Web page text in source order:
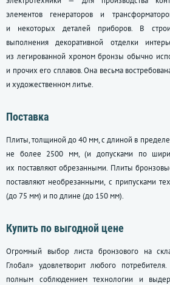
элементов генераторов и
и некоторых деталей приборов. В
выполнения декоративной отделки
из легированной хромом бронзы обычно
и прочих его сплавов. Она весьма
и художественном литье.
Поставка
Плиты, толщиной до 40 мм, с длиной в
не более 2500 мм, (и допусками по
их поставляют обрезанными. Плиты
поставляют необрезанными, с припусками
(до 75 мм) и по длине (до 150 мм).
Купить по выгодной цене
Огромный выбор листа бронзового на
Глобал» удовлетворит любого
полным соблюдением технологии и